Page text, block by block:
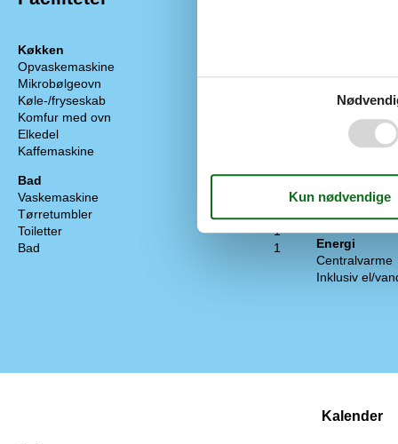
Køkken
Opvaskemaskine
Mikrobølgeovn
Køle-/fryseskab
Komfur med ovn
Elkedel
Kaffemaskine
Bad
Vaskemaskine
Tørretumbler
Toiletter
1
Bad
1
Enkeltseng
Multimedie
Dansk tv
Gratis WiFi
Tysk TV
Engelsk tv
Energi
Centralvarme
Inklusiv el/
Kalender